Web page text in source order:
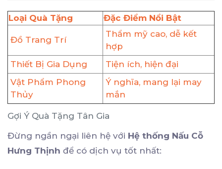
Gợi Ý Quà Tặng Tân Gia
Loại Quà Tặng Đặc Điểm Nổi Bật
Đồ Trang Trí
Thẩm mỹ cao, dễ kết
hợp
Thiết Bị Gia Dụng
Tiện ích, hiện đại
Vật Phẩm Phong
Thủy
Ý nghĩa, mang lại may
mắn
Đừng ngần ngại liên hệ với Hệ thống Nấu Cỗ
Hưng Thịnh để có dịch vụ tốt nhất: